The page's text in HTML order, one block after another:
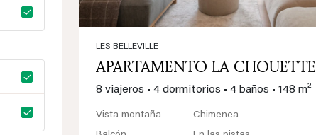
LES BELLEVILLE
APARTAMENTO LA CHOUETTE
8 viajeros • 4 dormitorios • 4 baños • 148 m²
Vista montaña
Chimenea